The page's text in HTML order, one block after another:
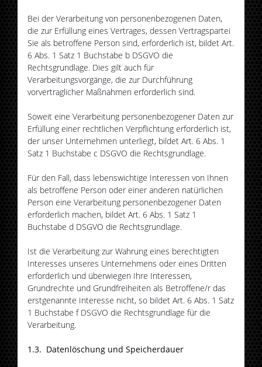
Bei der Verarbeitung von personenbezogenen Daten,
die zur Erfüllung eines Vertrages, dessen Vertragspartei
Sie als betroffene Person sind, erforderlich ist, bildet Art.
6 Abs. 1 Satz 1 Buchstabe b DSGVO die
Rechtsgrundlage. Dies gilt auch für
Verarbeitungsvorgänge, die zur Durchführung
vorvertraglicher Maßnahmen erforderlich sind.
Soweit eine Verarbeitung personenbezogener Daten zur
Erfüllung einer rechtlichen Verpflichtung erforderlich ist,
der unser Unternehmen unterliegt, bildet Art. 6 Abs. 1
Satz 1 Buchstabe c DSGVO die Rechtsgrundlage.
Für den Fall, dass lebenswichtige Interessen von Ihnen
als betroffene Person oder einer anderen natürlichen
Person eine Verarbeitung personenbezogener Daten
erforderlich machen, bildet Art. 6 Abs. 1 Satz 1
Buchstabe d DSGVO die Rechtsgrundlage.
Ist die Verarbeitung zur Wahrung eines berechtigten
Interesses unseres Unternehmens oder eines Dritten
erforderlich und überwiegen Ihre Interessen,
Grundrechte und Grundfreiheiten als Betroffene/r das
erstgenannte Interesse nicht, so bildet Art. 6 Abs. 1 Satz
1 Buchstabe f DSGVO die Rechtsgrundlage für die
Verarbeitung.
1.3. Datenlöschung und Speicherdauer